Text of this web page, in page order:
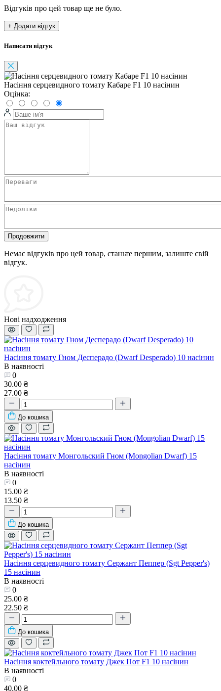
Відгуків про цей товар ще не було.
+ Додати відгук
Написати відгук
Насіння серцевидного томату Кабаре F1 10 насінин
Оцінка:
Продовжити
Немає відгуків про цей товар, станьте першим, залиште свій
відгук.
Нові надходження
Насіння томату Гном Десперадо (Dwarf Desperado) 10 насінин
В наявності
0
30.00 ₴
27.00 ₴
До кошика
Насіння томату Монгольский Гном (Mongolian Dwarf) 15
насінин
В наявності
0
15.00 ₴
13.50 ₴
До кошика
Насіння серцевидного томату Сержант Пеппер (Sgt Pepper's)
15 насінин
В наявності
0
25.00 ₴
22.50 ₴
До кошика
Насіння коктейльного томату Джек Пот F1 10 насінин
В наявності
0
40.00 ₴